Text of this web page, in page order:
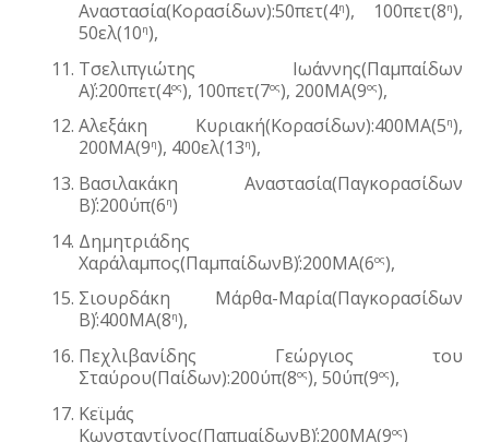
Αναστασία(Κορασίδων):50πετ(4η), 100πετ(8η),
50ελ(10η),
Τσελιπγιώτης Ιωάννης(Παμπαίδων
Α΄):200πετ(4ος), 100πετ(7ος), 200ΜΑ(9ος),
Αλεξάκη Κυριακή(Κορασίδων):400ΜΑ(5η),
200ΜΑ(9η), 400ελ(13η),
Βασιλακάκη Αναστασία(Παγκορασίδων
Β΄):200ύπ(6η)
Δημητριάδης
Χαράλαμπος(ΠαμπαίδωνΒ΄):200ΜΑ(6ος),
Σιουρδάκη Μάρθα-Μαρία(Παγκορασίδων
Β΄):400ΜΑ(8η),
Πεχλιβανίδης Γεώργιος του
Σταύρου(Παίδων):200ύπ(8ος), 50ύπ(9ος),
Κεϊμάς
Κωνσταντίνος(ΠαπμαίδωνΒ΄):200ΜΑ(9ος)